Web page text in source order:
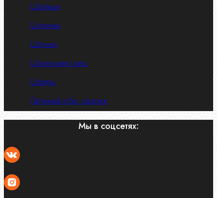
Шпильки
Шплинты
Шпонки
Шпоночная сталь
Штифты
Латунный и бр. крепеж
Мы в соцсетях: